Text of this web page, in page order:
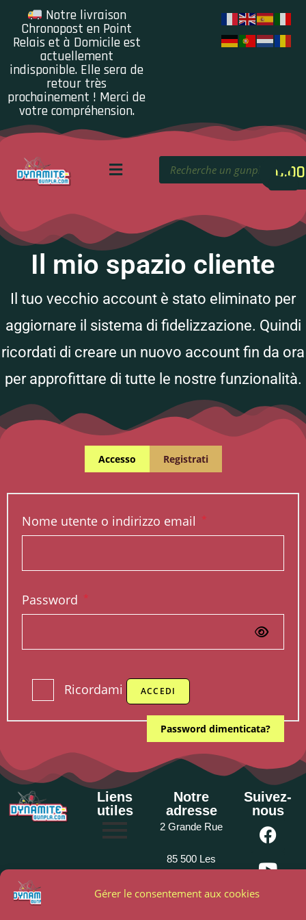
Gérer le consentement aux cookies
Notre livraison
Chronopost en Point
Relais et à Domicile est
actuellement
indisponible. Elle sera de
retour très
prochainement ! Merci de
votre compréhension.
0.00
Il mio spazio cliente
Il tuo vecchio account è stato eliminato per
aggiornare il sistema di fidelizzazione. Quindi
ricordati di creare un nuovo account fin da ora
per approfittare di tutte le nostre funzionalità.
Accesso Registrati
Nome utente o indirizzo email *
Password *
Ricordami ACCEDI
Password dimenticata?
Liens
utiles
Notre
adresse
2 Grande Rue
85 500 Les
Suivez-
nous